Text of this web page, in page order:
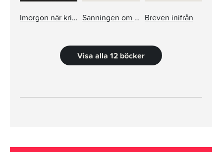
Imorgon när kriget kom Sanningen om Winter Breven inifrån
Visa alla 12 böcker